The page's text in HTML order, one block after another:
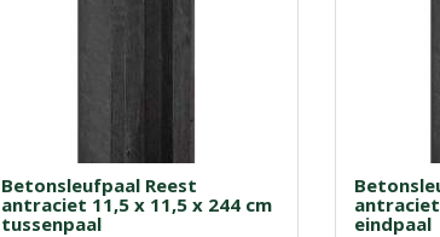
Betonsleufpaal Reest
antraciet 11,5 x 11,5 x 244 cm
tussenpaal
antraciet
eindpaal